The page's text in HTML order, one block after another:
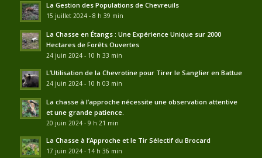
La Gestion des Populations de Chevreuils
15 juillet 2024 - 8 h 39 min
La Chasse en Étangs : Une Expérience Unique sur 2000
Hectares de Forêts Ouvertes
24 juin 2024 - 10 h 33 min
L’Utilisation de la Chevrotine pour Tirer le Sanglier en Battue
24 juin 2024 - 10 h 03 min
La chasse à l’approche nécessite une observation attentive
et une grande patience.
20 juin 2024 - 9 h 21 min
La Chasse à l’Approche et le Tir Sélectif du Brocard
17 juin 2024 - 14 h 36 min